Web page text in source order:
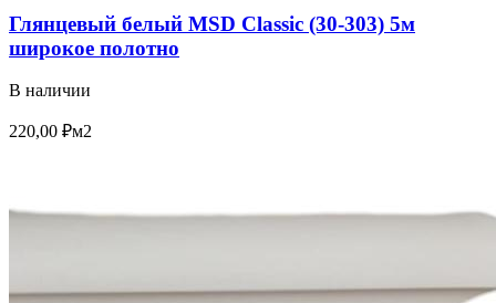
Глянцевый белый MSD Classic (30-303) 5м
широкое полотно
В наличии
220,00 ₽м2